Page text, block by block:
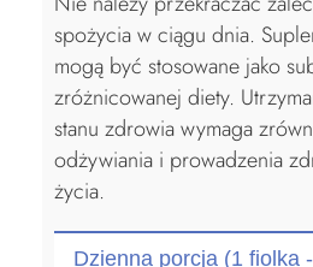
spożycia w ciągu dnia.
mogą być stosowane jako
zróżnicowanej diety.
stanu zdrowia wymaga
odżywiania i prowadzenia
życia.
Dzienna porcja (1 fiolka